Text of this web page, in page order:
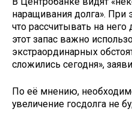
наращивания долга». При
что рассчитывать на него
этот запас важно
экстраординарных
сложились сегодня»,
По её мнению,
увеличение госдолга не